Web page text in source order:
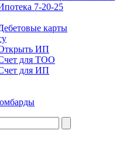
7-20-25
карты
ИП
для ТОО
для ИП